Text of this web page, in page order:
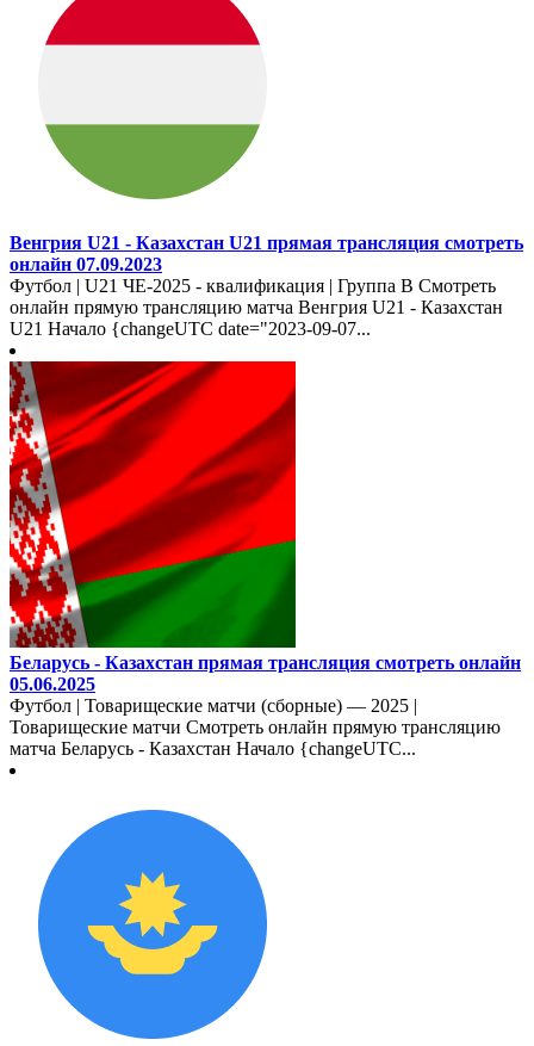
Венгрия U21 - Казахстан U21 прямая трансляция смотреть
онлайн 07.09.2023
Футбол | U21 ЧЕ-2025 - квалификация | Группа B Смотреть
онлайн прямую трансляцию матча Венгрия U21 - Казахстан
U21 Начало {changeUTC date="2023-09-07...
Беларусь - Казахстан прямая трансляция смотреть онлайн
05.06.2025
Футбол | Товарищеские матчи (сборные) — 2025 |
Товарищеские матчи Смотреть онлайн прямую трансляцию
матча Беларусь - Казахстан Начало {changeUTC...